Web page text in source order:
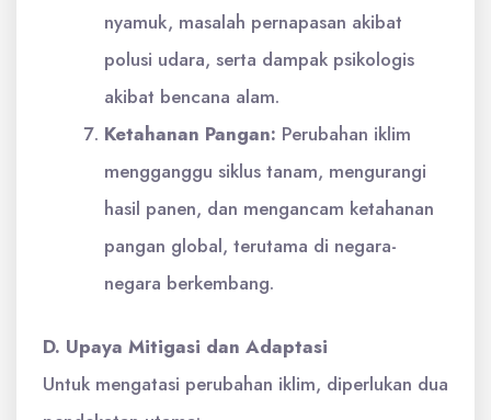
nyamuk, masalah pernapasan akibat
polusi udara, serta dampak psikologis
akibat bencana alam.
Ketahanan Pangan: Perubahan iklim
mengganggu siklus tanam, mengurangi
hasil panen, dan mengancam ketahanan
pangan global, terutama di negara-
negara berkembang.
D. Upaya Mitigasi dan Adaptasi
Untuk mengatasi perubahan iklim, diperlukan dua